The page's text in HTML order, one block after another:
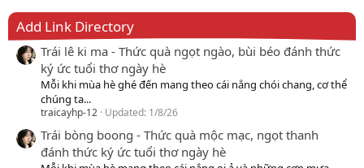
Add Link Directory
Trái lê ki ma - Thức quà ngọt ngào, bùi béo đánh thức
ký ức tuổi thơ ngày hè
Mỗi khi mùa hè ghé đến mang theo cái nắng chói chang, cơ thể
chúng ta...
traicayhp-12 Updated: 1/8/26
Trái bòng boong - Thức quà mộc mạc, ngọt thanh
đánh thức ký ức tuổi thơ ngày hè